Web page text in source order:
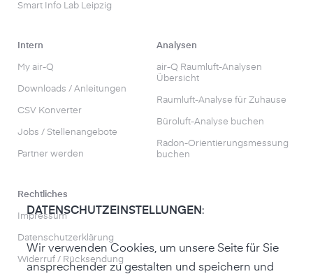
Smart Info Lab Leipzig
Intern
My air-Q
Downloads / Anleitungen
CSV Konverter
Jobs / Stellenangebote
Partner werden
Analysen
air-Q Raumluft-Analysen
Übersicht
Raumluft-Analyse für Zuhause
Büroluft-Analyse buchen
Radon-Orientierungs­messung
buchen
Rechtliches
Impressum
Datenschutzerklärung
Widerruf / Rücksendung
DATENSCHUTZEINSTELLUNGEN :
Wir verwenden Cookies, um unsere Seite für Sie
ansprechender zu gestalten und speichern und